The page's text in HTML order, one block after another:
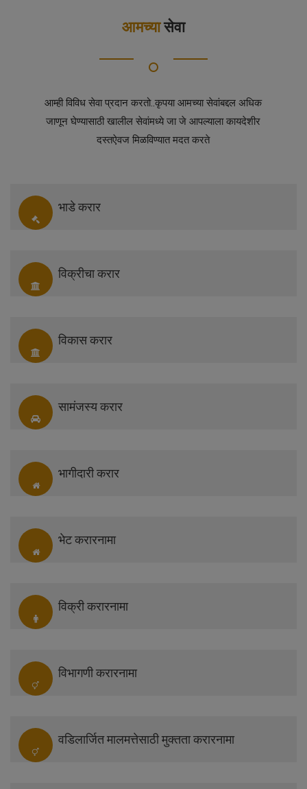
आमच्यासेवा
आम्ही विविध सेवा प्रदान करतो..कृपया आमच्या सेवांबद्दल अधिक
जाणून घेण्यासाठी खालील सेवांमध्ये जा जे आपल्याला कायदेशीर
दस्तऐवज मिळविण्यात मदत करते
भाडे करार
विक्रीचा करार
विकास करार
सामंजस्य करार
भागीदारी करार
भेट करारनामा
विक्री करारनामा
विभागणी करारनामा
वडिलार्जित मालमत्तेसाठी मुक्तता करारनामा